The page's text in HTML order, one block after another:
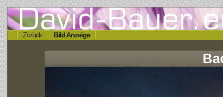
Zurück Bild Anzeige